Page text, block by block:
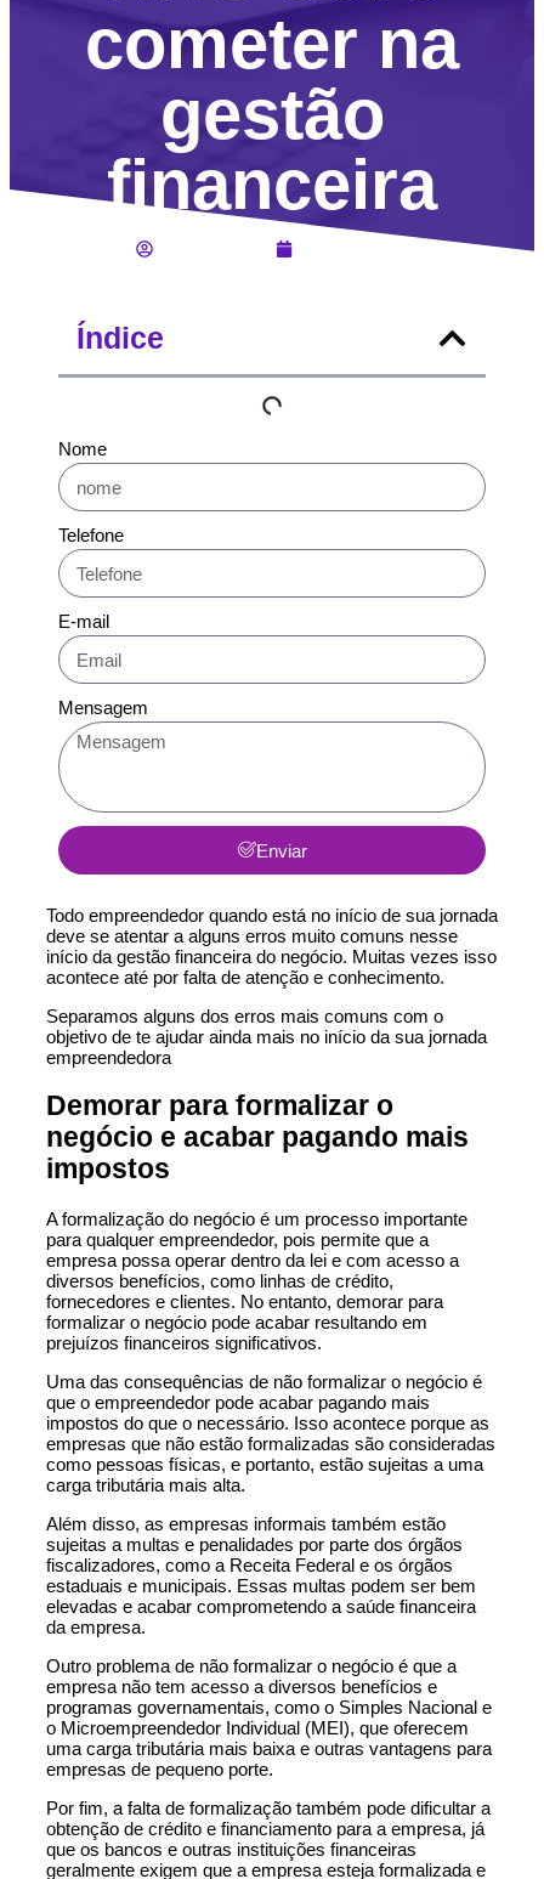
cometer na
gestão
financeira
Todo empreendedor quando está no início de sua jornada
deve se atentar a alguns erros muito comuns nesse
início da gestão financeira do negócio. Muitas vezes isso
acontece até por falta de atenção e conhecimento.
Separamos alguns dos erros mais comuns com o
objetivo de te ajudar ainda mais no início da sua jornada
empreendedora
Demorar para formalizar o
negócio e acabar pagando mais
impostos
A formalização do negócio é um processo importante
para qualquer empreendedor, pois permite que a
empresa possa operar dentro da lei e com acesso a
diversos benefícios, como linhas de crédito,
fornecedores e clientes. No entanto, demorar para
formalizar o negócio pode acabar resultando em
prejuízos financeiros significativos.
Uma das consequências de não formalizar o negócio é
que o empreendedor pode acabar pagando mais
impostos do que o necessário. Isso acontece porque as
empresas que não estão formalizadas são consideradas
como pessoas físicas, e portanto, estão sujeitas a uma
carga tributária mais alta.
Além disso, as empresas informais também estão
sujeitas a multas e penalidades por parte dos órgãos
fiscalizadores, como a Receita Federal e os órgãos
estaduais e municipais. Essas multas podem ser bem
elevadas e acabar comprometendo a saúde financeira
da empresa.
Outro problema de não formalizar o negócio é que a
empresa não tem acesso a diversos benefícios e
programas governamentais, como o Simples Nacional e
o Microempreendedor Individual (MEI), que oferecem
uma carga tributária mais baixa e outras vantagens para
empresas de pequeno porte.
Por fim, a falta de formalização também pode dificultar a
obtenção de crédito e financiamento para a empresa, já
que os bancos e outras instituições financeiras
geralmente exigem que a empresa esteja formalizada e
Índice
Nome
Telefone
E-mail
Mensagem
Enviar